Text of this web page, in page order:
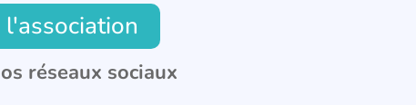
réseaux sociaux